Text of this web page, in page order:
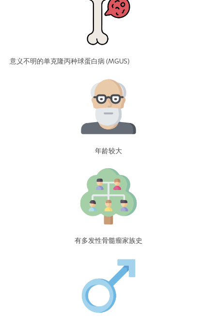
意义不明的单克隆丙种球蛋白病 (MGUS)
年龄较大
有多发性骨髓瘤家族史